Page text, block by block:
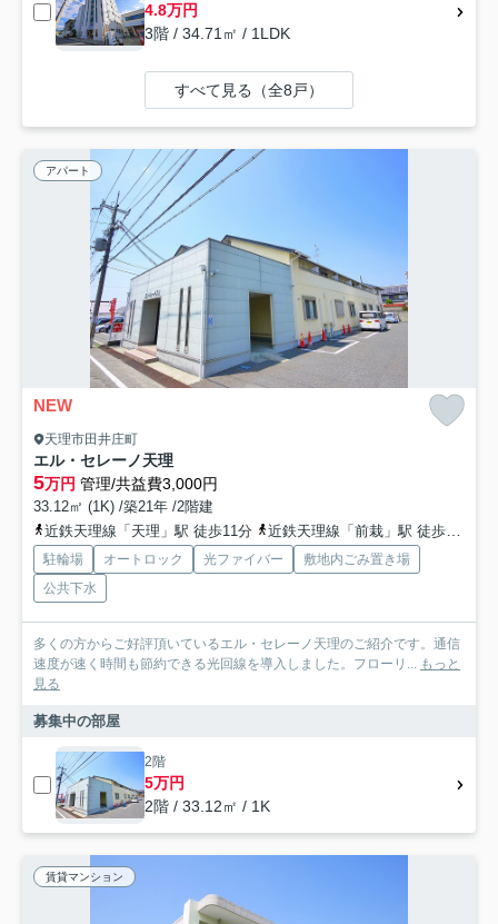
4.8万円
3階 / 34.71㎡ / 1LDK
すべて見る（全8戸）
アパート
NEW
天理市田井庄町
エル・セレーノ天理
5万円 管理/共益費3,000円
33.12㎡ (1K) /築21年 /2階建
近鉄天理線「天理」駅 徒歩11分
近鉄天理線「前栽」駅 徒歩16分
駐輪場 オートロック 光ファイバー
敷地内ごみ置き場
公共下水
多くの方からご好評頂いているエル・セレーノ天理のご紹介です。通信
速度が速く時間も節約できる光回線を導入しました。フローリ... もっと
見る
募集中の部屋
2階
5万円
2階 / 33.12㎡ / 1K
賃貸マンション